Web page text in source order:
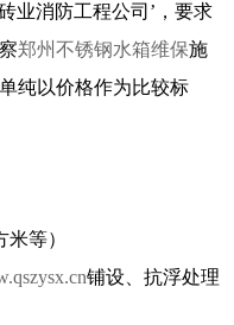
业消防工程公司’，要求
郑州不锈钢水箱维保施
纯以价格作为比较标
等）
铺设、抗浮处理